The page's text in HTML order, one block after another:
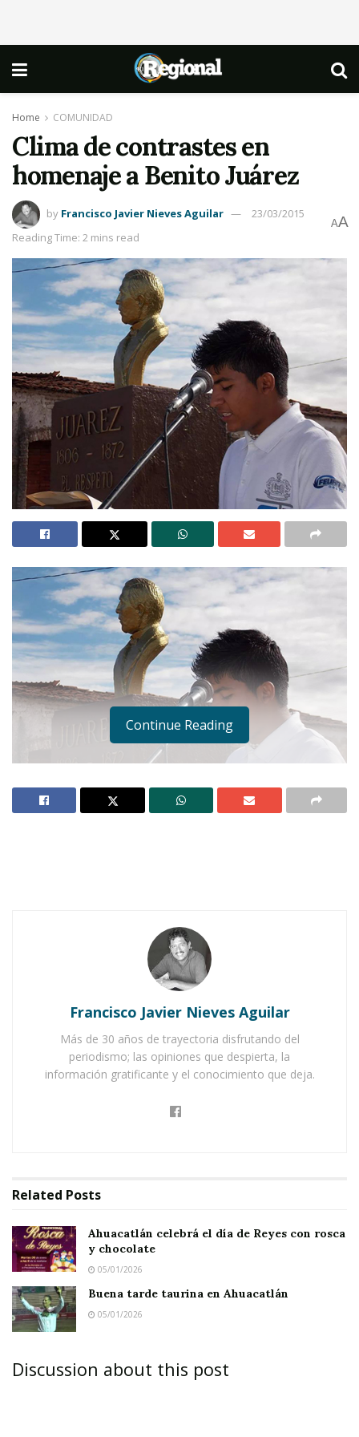
Home COMUNIDAD
Clima de contrastes en
homenaje a Benito Juárez
by Francisco Javier Nieves Aguilar
23/03/2015
Reading Time: 2 mins read
AA
Ahuacatlán celebrá el día de Reyes con rosca y
Buena tarde taurina en Ahuacatlán
Continue Reading
Francisco Javier Nieves Aguilar
Más de 30 años de trayectoria disfrutando del
periodismo; las opiniones que despierta, la
información gratificante y el conocimiento que deja.
Related Posts
Ahuacatlán celebrá el día de Reyes con rosca
y chocolate
05/01/2026
Buena tarde taurina en Ahuacatlán
05/01/2026
Discussion about this post